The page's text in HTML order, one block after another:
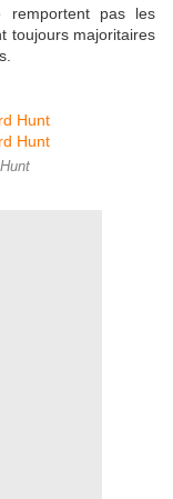
remportent pas les
toujours majoritaires